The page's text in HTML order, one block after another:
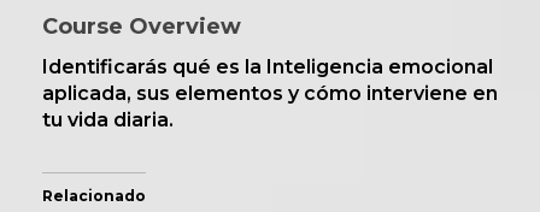
Course Overview
Identificarás qué es la Inteligencia emocional
aplicada, sus elementos y cómo interviene en
tu vida diaria.
Relacionado